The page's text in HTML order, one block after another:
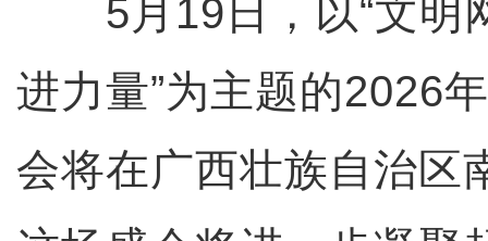
5月19日，以“文明
进力量”为主题的2026
会将在广西壮族自治区